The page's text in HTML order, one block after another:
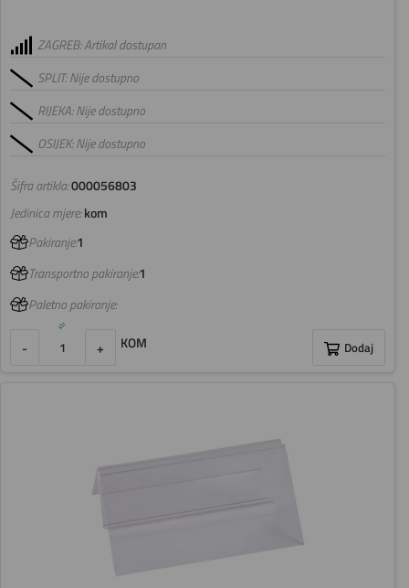
Šifra artikla:000056803
ZAGREB: Artikal dostupan
SPLIT: Nije dostupno
RIJEKA: Nije dostupno
OSIJEK: Nije dostupno
Jedinica mjere:kom
Pakiranje:1
Transportno pakiranje:1
Paletno pakiranje:
- + KOM Dodaj